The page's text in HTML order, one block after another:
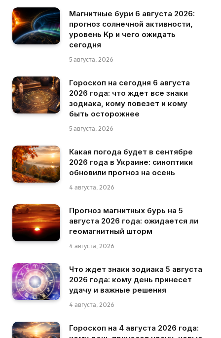
Магнитные бури 6 августа 2026:
прогноз солнечной активности,
уровень Kp и чего ожидать
сегодня
5 августа, 2026
Гороскоп на сегодня 6 августа
2026 года: что ждет все знаки
зодиака, кому повезет и кому
быть осторожнее
5 августа, 2026
Какая погода будет в сентябре
2026 года в Украине: синоптики
обновили прогноз на осень
4 августа, 2026
Прогноз магнитных бурь на 5
августа 2026 года: ожидается ли
геомагнитный шторм
4 августа, 2026
Что ждет знаки зодиака 5 августа
2026 года: кому день принесет
удачу и важные решения
4 августа, 2026
Гороскоп на 4 августа 2026 года: